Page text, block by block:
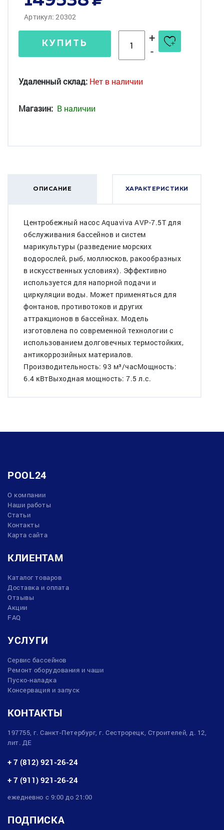
Артикул: 20302
КУПИТЬ
+
-
Удаленный склад: Нет в наличии
Магазин: В наличии
ОПИСАНИЕ ХАРАКТЕРИСТИКИ
Центробежный насос Aquaviva AVP-7.5T для
обслуживания бассейнов и систем
марикультуры (разведение морских
водорослей, рыб, моллюсков, ракообразных
в искусственных условиях). Эффективно
используется для напорной подачи и
циркуляции воды. Может применяться для
фонтанов, противотоков и других
аттракционов в бассейнах. Модель
изготовлена по современной технологии с
использованием долговечных термостойких,
антикоррозийных материалов.
Производительность: 93 м³/часМощность:
6.4 кВтВыходная мощность: 7.5 л.с.
POOL24
О компании
Наши работы
Статьи
Контакты
Карта сайта
КЛИЕНТАМ
Каталог товаров
Доставка и оплата
Отзывы
Акции
FAQ
УСЛУГИ
Сервис бассейнов
Ремонт оборудования и чаши
Пуско-наладка
Консервация и запуск
КОНТАКТЫ
197755, г. Санкт-Петербург, г. Сестрорецк, Строителей, д. 12,
лит. ДЕ
+ 7 (812) 921-26-24
+ 7 (911) 921-26-24
ежедневно с 9:00 до 21:00
ПОДПИСКА